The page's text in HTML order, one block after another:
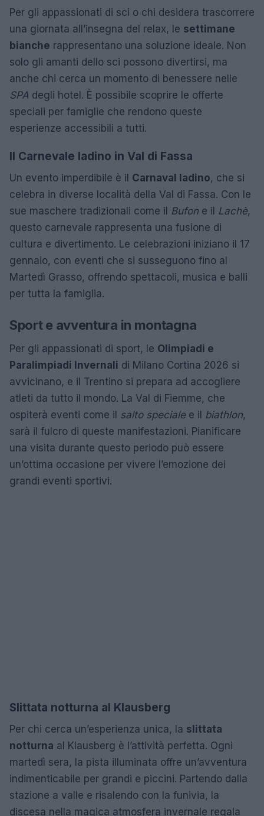
Per gli appassionati di sci o chi desidera trascorrere
una giornata all’insegna del relax, le settimane
bianche rappresentano una soluzione ideale. Non
solo gli amanti dello sci possono divertirsi, ma
anche chi cerca un momento di benessere nelle
SPA degli hotel. È possibile scoprire le offerte
speciali per famiglie che rendono queste
esperienze accessibili a tutti.
Il Carnevale ladino in Val di Fassa
Un evento imperdibile è il Carnaval ladino, che si
celebra in diverse località della Val di Fassa. Con le
sue maschere tradizionali come il Bufon e il Lachè,
questo carnevale rappresenta una fusione di
cultura e divertimento. Le celebrazioni iniziano il 17
gennaio, con eventi che si susseguono fino al
Martedì Grasso, offrendo spettacoli, musica e balli
per tutta la famiglia.
Sport e avventura in montagna
Per gli appassionati di sport, le Olimpiadi e
Paralimpiadi Invernali di Milano Cortina 2026 si
avvicinano, e il Trentino si prepara ad accogliere
atleti da tutto il mondo. La Val di Fiemme, che
ospiterà eventi come il salto specialee il biathlon,
sarà il fulcro di queste manifestazioni. Pianificare
una visita durante questo periodo può essere
un’ottima occasione per vivere l’emozione dei
grandi eventi sportivi.
Slittata notturna al Klausberg
Per chi cerca un’esperienza unica, la slittata
notturna al Klausberg è l’attività perfetta. Ogni
martedì sera, la pista illuminata offre un’avventura
indimenticabile per grandi e piccini. Partendo dalla
stazione a valle e risalendo con la funivia, la
discesa nella magica atmosfera invernale regala